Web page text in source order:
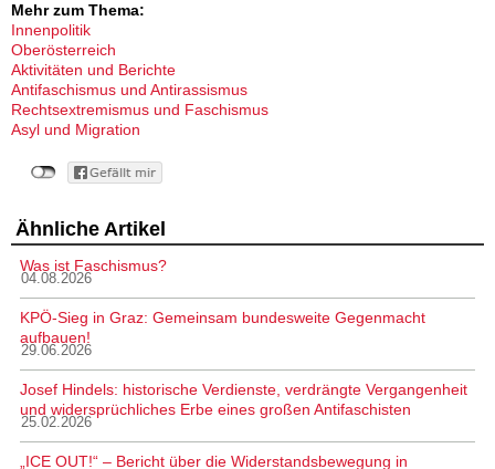
Mehr zum Thema:
Innenpolitik
Oberösterreich
Aktivitäten und Berichte
Antifaschismus und Antirassismus
Rechtsextremismus und Faschismus
Asyl und Migration
Ähnliche Artikel
Was ist Faschismus?
04.08.2026
KPÖ-Sieg in Graz: Gemeinsam bundesweite Gegenmacht
aufbauen!
29.06.2026
Josef Hindels: historische Verdienste, verdrängte Vergangenheit
und widersprüchliches Erbe eines großen Antifaschisten
25.02.2026
„ICE OUT!“ – Bericht über die Widerstandsbewegung in